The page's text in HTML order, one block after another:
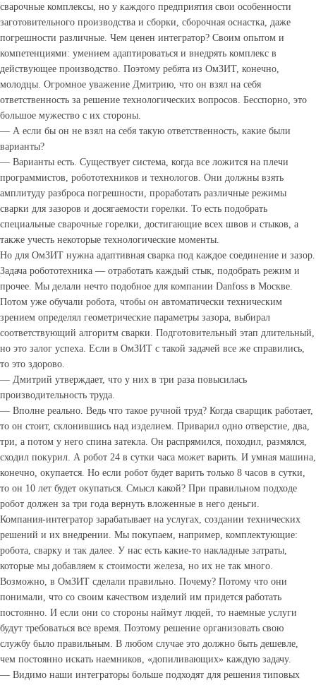
сварочные комплексы, но у каждого предприятия свои особенности
заготовительного производства и сборки, сборочная оснастка, даже
погрешности различные. Чем ценен интегратор? Своим опытом и
компетенциями: умением адаптироваться и внедрять комплекс в
действующее производство. Поэтому ребята из ОмЗИТ, конечно,
молодцы. Огромное уважение Дмитрию, что он взял на себя
ответственность за решение технологических вопросов. Бесспорно, это
большое мужество с их стороны.
— А если бы он не взял на себя такую ответственность, какие были
варианты?
— Варианты есть. Существует система, когда все ложится на плечи
программистов, робототехников и технологов. Они должны взять
амплитуду разброса погрешности, проработать различные режимы
сварки для зазоров и досягаемости горелки. То есть подобрать
специальные сварочные горелки, достигающие всех швов и стыков, а
также учесть некоторые технологические моменты.
Но для ОмЗИТ нужна адаптивная сварка под каждое соединение и зазор.
Задача робототехника — отработать каждый стык, подобрать режим и
прочее. Мы делали нечто подобное для компании Danfoss в Москве.
Потом уже обучали робота, чтобы он автоматически техническим
зрением определял геометрические параметры зазора, выбирал
соответствующий алгоритм сварки. Подготовительный этап длительный,
но это залог успеха. Если в ОмЗИТ с такой задачей все же справились,
то это здорово.
— Дмитрий утверждает, что у них в три раза повысилась
производительность труда.
— Вполне реально. Ведь что такое ручной труд? Когда сварщик работает,
то он стоит, склонившись над изделием. Приварил одно отверстие, два,
три, а потом у него спина затекла. Он распрямился, походил, размялся,
сходил покурил. А робот 24 в сутки часа может варить. И умная машина,
конечно, окупается. Но если робот будет варить только 8 часов в сутки,
то он 10 лет будет окупаться. Смысл какой? При правильном подходе
робот должен за три года вернуть вложенные в него деньги.
Компания-интегратор зарабатывает на услугах, создании технических
решений и их внедрении. Мы покупаем, например, комплектующие:
робота, сварку и так далее. У нас есть какие-то накладные затраты,
которые мы добавляем к стоимости железа, но их не так много.
Возможно, в ОмЗИТ сделали правильно. Почему? Потому что они
понимали, что со своим качеством изделий им придется работать
постоянно. И если они со стороны наймут людей, то наемные услуги
будут требоваться все время. Поэтому решение организовать свою
службу было правильным. В любом случае это должно быть дешевле,
чем постоянно искать наемников, «допиливающих» каждую задачу.
— Видимо наши интеграторы больше подходят для решения типовых